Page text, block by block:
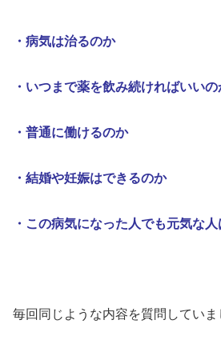
・病気は治るのか
・いつまで薬を飲み続ければいいの
・普通に働けるのか
・結婚や妊娠はできるのか
・この病気になった人でも元気な
毎回同じような内容を質問していま